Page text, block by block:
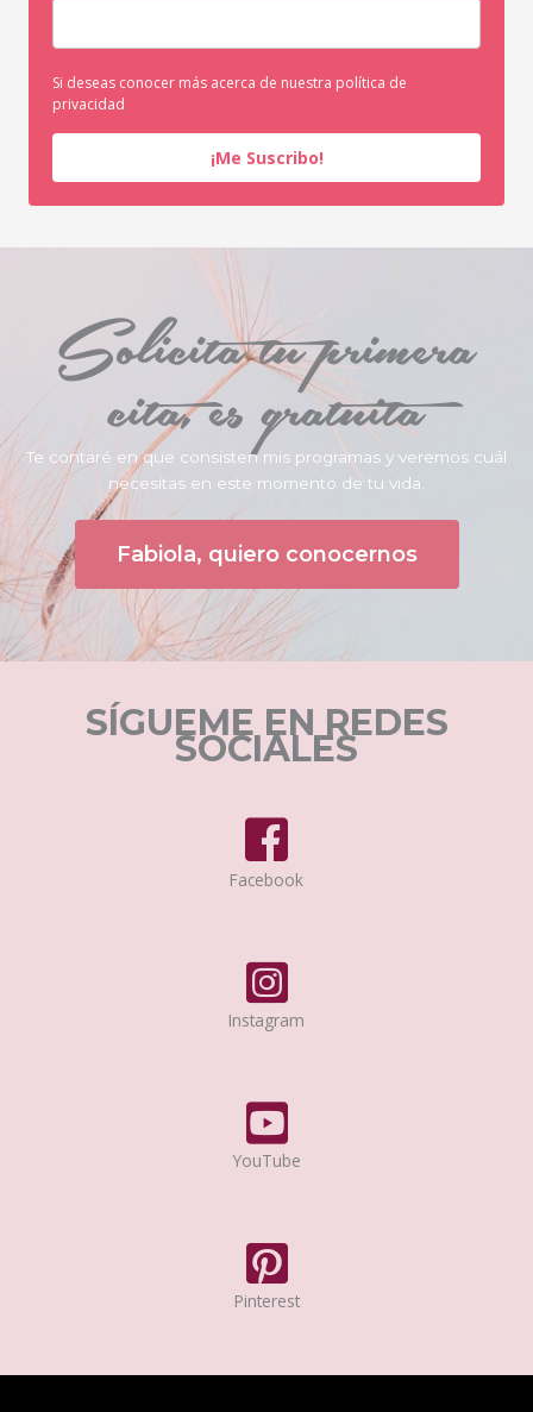
Si deseas conocer más acerca de nuestra política de
privacidad
¡Me Suscribo!
Solicita tu primera
cita, es gratuita
Te contaré en que consisten mis programas y veremos cuál
necesitas en este momento de tu vida.
Fabiola, quiero conocernos
SÍGUEME EN REDES
SOCIALES
Facebook
Instagram
YouTube
Pinterest